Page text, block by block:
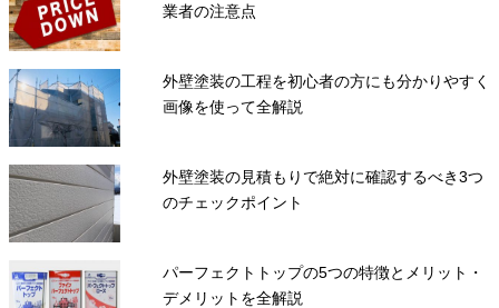
業者の注意点
外壁塗装の工程を初心者の方にも分かりやすく
画像を使って全解説
外壁塗装の見積もりで絶対に確認するべき3つ
のチェックポイント
パーフェクトトップの5つの特徴とメリット・
デメリットを全解説